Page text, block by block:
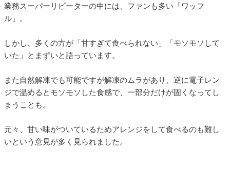
業務スーパーリピーターの中には、ファンも多い「ワッフ
ル」。
しかし、多くの方が「甘すぎて食べられない」「モソモソして
いた」とまずいと語っています。
また自然解凍でも可能ですが解凍のムラがあり、逆に電子レン
ジで温めるとモソモソした食感で、一部分だけが固くなってし
まうことも。
元々、甘い味がついているためアレンジをして食べるのも難し
いという意見が多く見られました。